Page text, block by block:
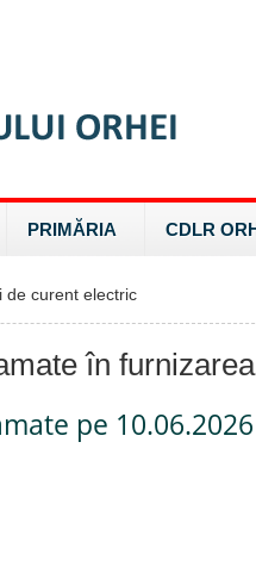
PRIMĂRIA CDLR
curent electric
în
pe 10.06.2026